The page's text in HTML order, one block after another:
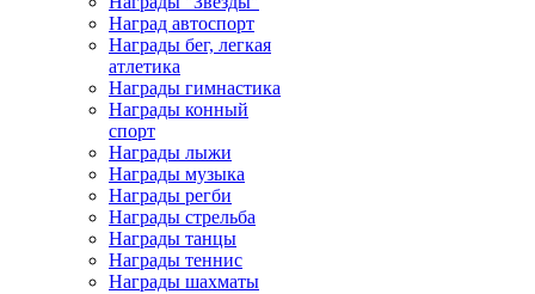
Наград автоспорт
Награды бег, легкая
атлетика
Награды гимнастика
Награды конный
спорт
Награды лыжи
Награды музыка
Награды регби
Награды стрельба
Награды танцы
Награды теннис
Награды шахматы